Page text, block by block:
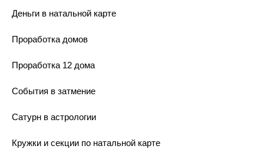
Деньги в натальной карте
Проработка домов
Проработка 12 дома
События в затмение
Сатурн в астрологии
Кружки и секции по натальной карте